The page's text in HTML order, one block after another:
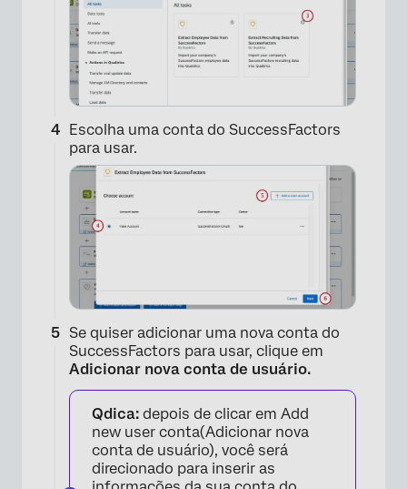
×
Escolha uma conta do SuccessFactors
para usar.
Se quiser adicionar uma nova conta do
SuccessFactors para usar, clique em
Adicionar nova conta de usuário.
Qdica: depois de clicar em Add
new user conta(Adicionar nova
conta de usuário), você será
direcionado para inserir as